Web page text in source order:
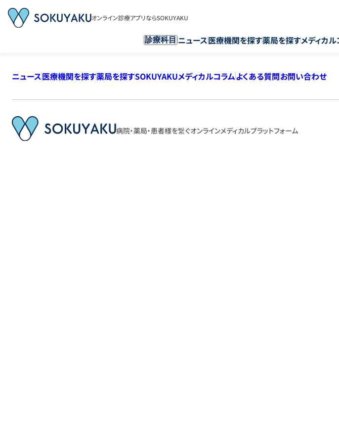
オンライン診療アプリならSOKUYAKU
診療科目 ニュース医療機関を探す薬局を探すメディカ
ニュース医療機関を探す薬局を探すSOKUYAKUメディカルコラムよくある質問お問い合わせ
病院・薬局・患者様を繋ぐオンラインメディカルプラットフォーム